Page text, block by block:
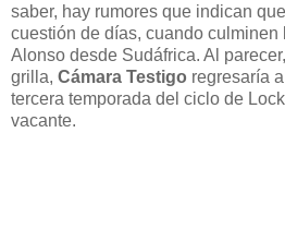
saber, hay rumores que indican
cuestión de días, cuando
Alonso desde Sudáfrica. Al
grilla, Cámara Testigo regresaría
tercera temporada del ciclo de
vacante.